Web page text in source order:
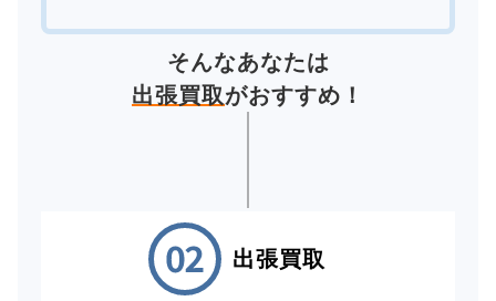
そんなあなたは
出張買取がおすすめ！
出張買取